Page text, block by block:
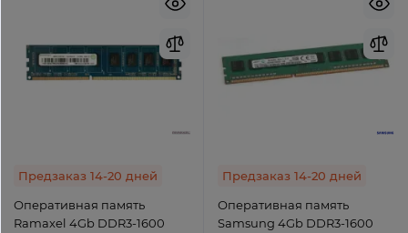
Предзаказ 14-20 дней
Оперативная память
Ramaxel 4Gb DDR3-1600
Предзаказ 14-20 дней
Оперативная память
Samsung 4Gb DDR3-1600